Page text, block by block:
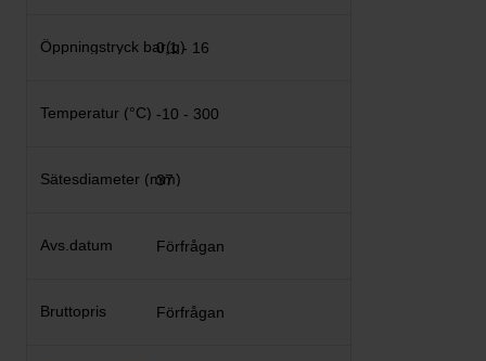
0,1 - 16
-10 - 300
37
Förfrågan
Förfrågan